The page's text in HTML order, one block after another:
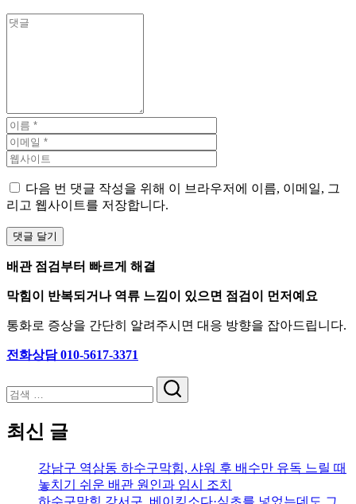
다음 번 댓글 작성을 위해 이 브라우저에 이름, 이메일, 그
리고 웹사이트를 저장합니다.
배관 점검부터 빠르게 해결
막힘이 반복되거나 역류 느낌이 있으면 점검이 먼저예요
통화로 증상을 간단히 알려주시면 대응 방향을 잡아드립니다.
전화상담 010-5617-3371
검
최신 글
강남구 역삼동 하수구막힘, 샤워 후 배수만 유독 느릴 때
놓치기 쉬운 배관 원인과 임시 조치
하수구막힘 강서구, 베이킹소다·식초를 넣었는데도 그